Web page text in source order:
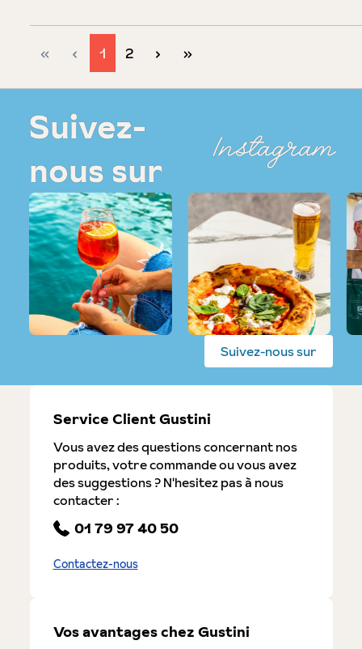
Page
1 Page
2
Suivez-
nous sur
Instagram
Suivez-nous sur
Service Client Gustini
Vous avez des questions concernant nos
produits, votre commande ou vous avez
des suggestions ? N'hesitez pas à nous
contacter :
01 79 97 40 50
Contactez-nous
Vos avantages chez Gustini